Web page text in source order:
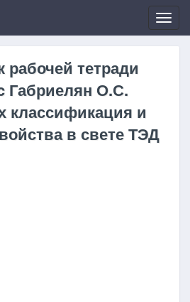
рабочей тетради
Габриелян О.С.
классификация и
в свете ТЭД